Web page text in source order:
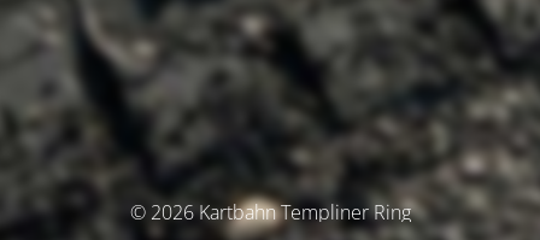
© 2026 Kartbahn Templiner Ring